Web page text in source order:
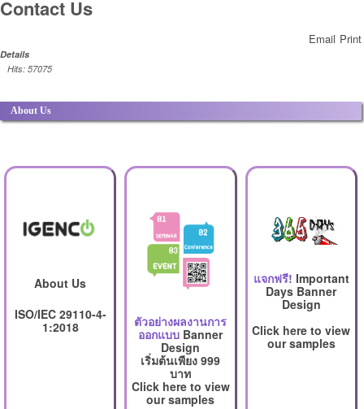
Contact Us
Print
Email
Details
Hits: 57075
About Us
About Us
ISO/IEC 29110-4-
1:2018
ตัวอย่างผลงานการ
ออกแบบ Banner
Design
เริ่มต้นเพียง 999
บาท
Click here to view
our samples
แจกฟรี! Important
Days Banner
Design
Click here to view
our samples